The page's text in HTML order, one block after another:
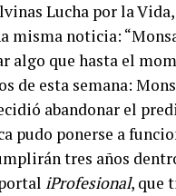
Lucha por la
misma noticia:
algo que hasta el
de esta semana:
abandonar el
pudo ponerse a
tres años
iProfesional, que